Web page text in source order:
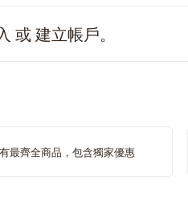
或 建立帳戶。
最齊全商品，包含獨家優惠